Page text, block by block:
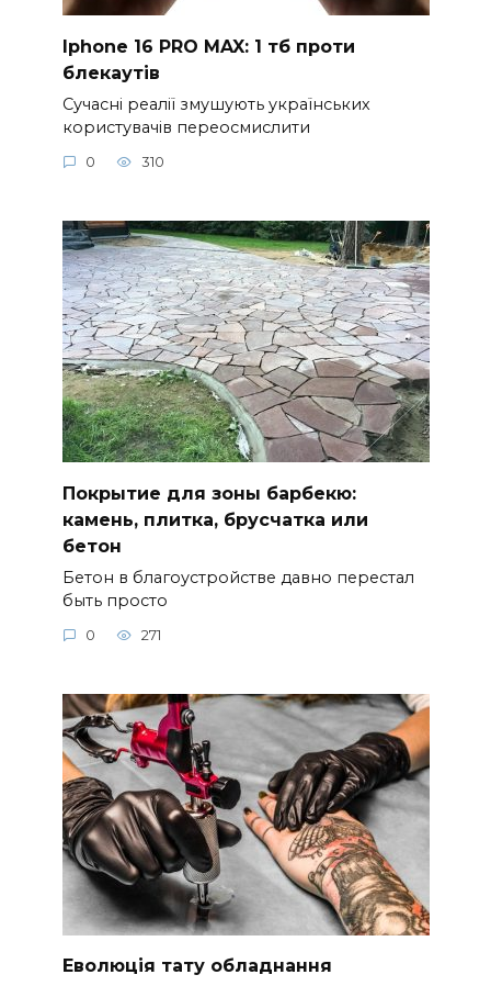
Iphone 16 PRO MAX: 1 тб проти
блекаутів
Сучасні реалії змушують українських
користувачів переосмислити
0 310
Покрытие для зоны барбекю:
камень, плитка, брусчатка или
бетон
Бетон в благоустройстве давно перестал
быть просто
0 271
Еволюція тату обладнання